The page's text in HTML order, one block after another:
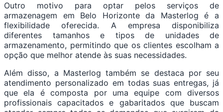
Outro motivo para optar pelos serviços de
armazenagem em Belo Horizonte da Masterlog é a
flexibilidade oferecida. A empresa disponibiliza
diferentes tamanhos e tipos de unidades de
armazenamento, permitindo que os clientes escolham a
opção que melhor atende às suas necessidades.
Além disso, a Masterlog também se destaca por seu
atendimento personalizado em todas suas entregas, já
que ela é composta por uma equipe com diversos
profissionais capacitados e gabaritados que buscam